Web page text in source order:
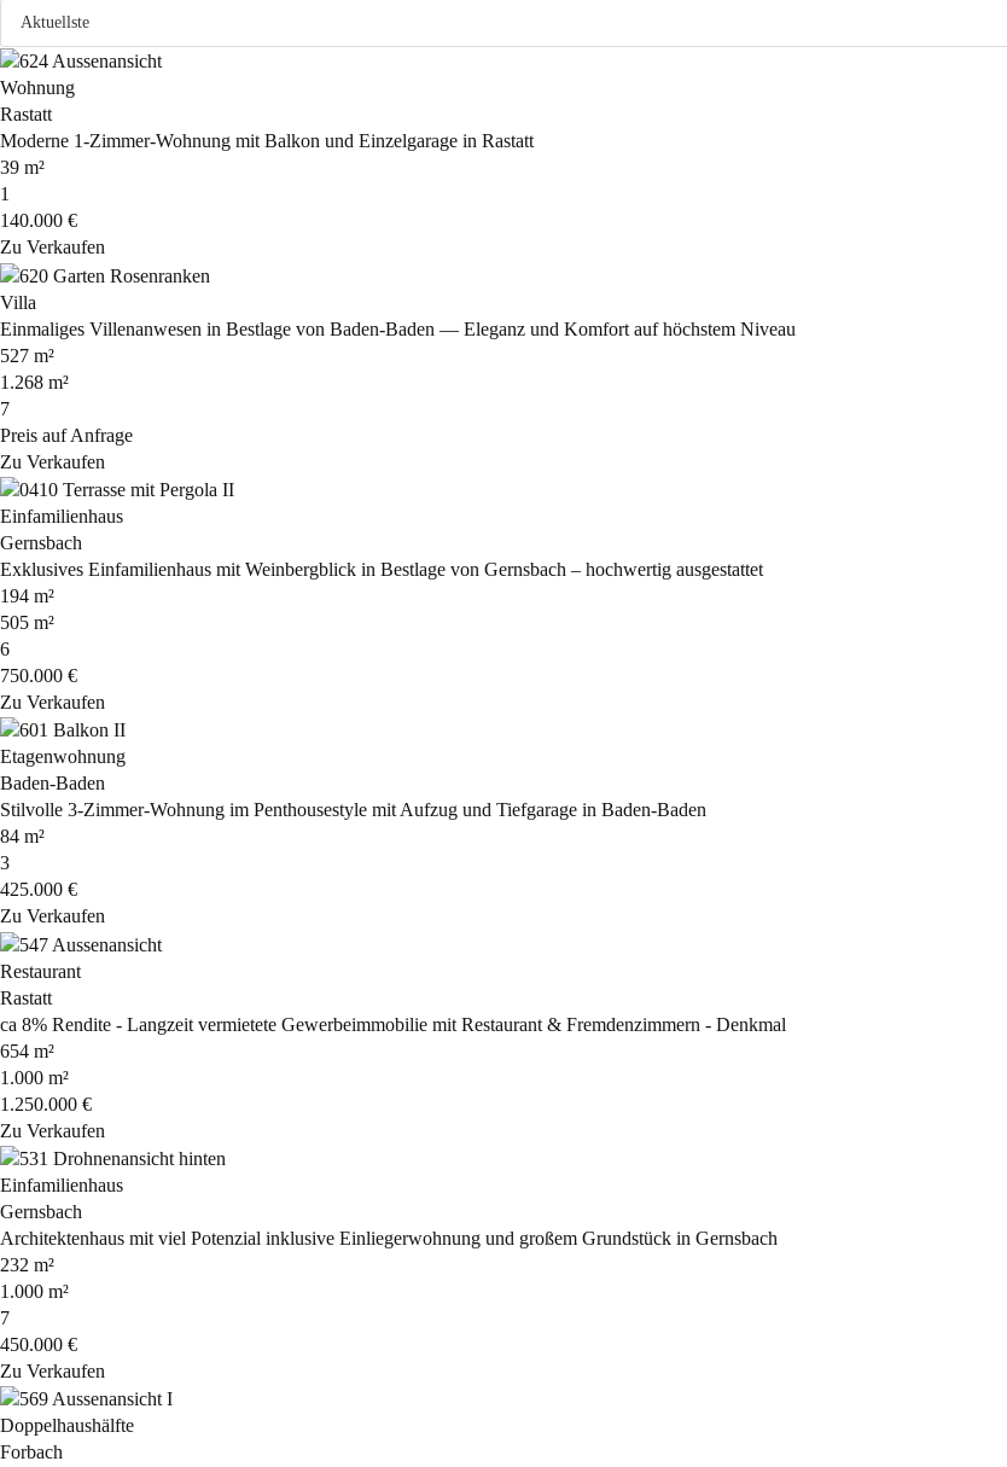
Wohnung
Rastatt
Moderne 1-Zimmer-Wohnung mit Balkon und Einzelgarage in Rastatt
39 m²
1
140.000 €
Zu Verkaufen
Villa
Einmaliges Villenanwesen in Bestlage von Baden-Baden — Eleganz und Komfort auf höchstem Niveau
527 m²
1.268 m²
7
Preis auf Anfrage
Zu Verkaufen
Einfamilienhaus
Gernsbach
Exklusives Einfamilienhaus mit Weinbergblick in Bestlage von Gernsbach – hochwertig ausgestattet
194 m²
505 m²
6
750.000 €
Zu Verkaufen
Etagenwohnung
Baden-Baden
Stilvolle 3-Zimmer-Wohnung im Penthousestyle mit Aufzug und Tiefgarage in Baden-Baden
84 m²
3
425.000 €
Zu Verkaufen
Restaurant
Rastatt
ca 8% Rendite - Langzeit vermietete Gewerbeimmobilie mit Restaurant & Fremdenzimmern - Denkmal
654 m²
1.000 m²
1.250.000 €
Zu Verkaufen
Einfamilienhaus
Gernsbach
Architektenhaus mit viel Potenzial inklusive Einliegerwohnung und großem Grundstück in Gernsbach
232 m²
1.000 m²
7
450.000 €
Zu Verkaufen
Doppelhaushälfte
Forbach